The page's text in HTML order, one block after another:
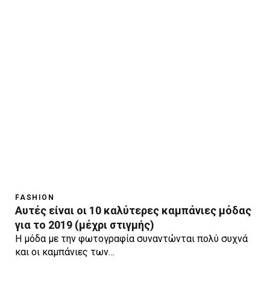
FASHION
Αυτές είναι οι 10 καλύτερες καμπάνιες μόδας
για το 2019 (μέχρι στιγμής)
Η μόδα με την φωτογραφία συναντώνται πολύ συχνά
και οι καμπάνιες των…